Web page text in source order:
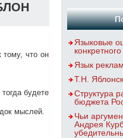
что он
будете
мыслей.
Языковые
Язык
Т.Н.
Структура
бюджета
Чьи
Андрея